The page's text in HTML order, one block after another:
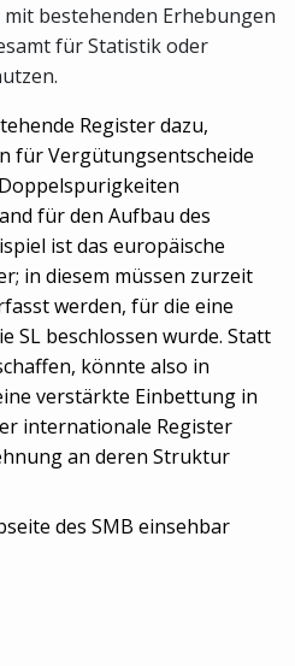
bestehenden Erhebungen
für Statistik oder
Register dazu,
für Vergütungsentscheide
für den Aufbau des
ist das europäische
in diesem müssen zurzeit
werden, für die eine
SL beschlossen wurde. Statt
könnte also in
verstärkte Einbettung in
internationale Register
an deren Struktur
des SMB einsehbar